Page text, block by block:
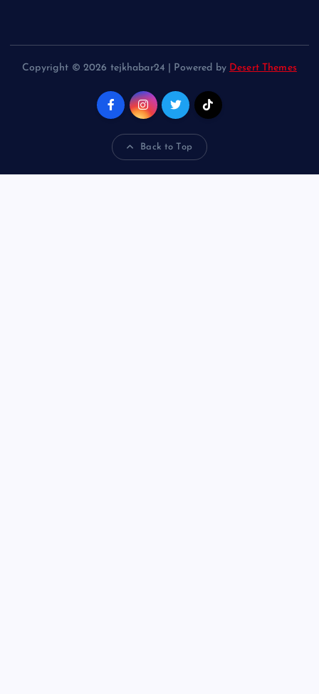
Copyright © 2026 tejkhabar24 | Powered by Desert Themes
Back to Top